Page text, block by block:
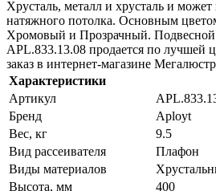
Хрусталь, металл и хрусталь и может
натяжного потолка. Основным
Хромовый и Прозрачный. Подвесной
APL.833.13.08 продается по лучшей
заказ в интернет-магазине
Характеристики
Артикул
Бренд
Aployt
Вес, кг
9.5
Вид рассеивателя
Плафон
Виды материалов
Высота, мм
400